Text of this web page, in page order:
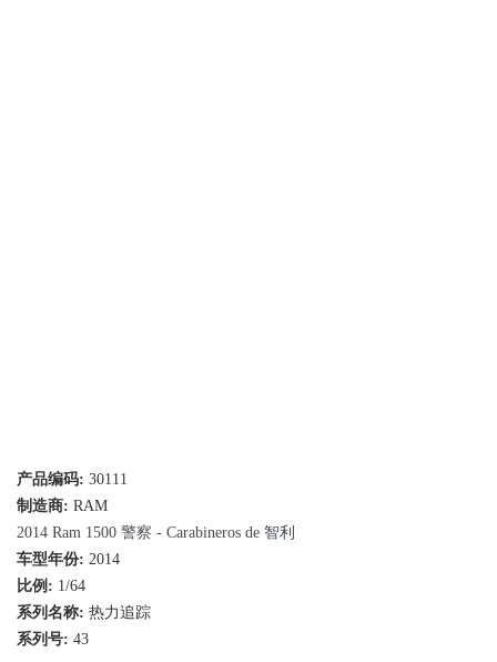
产品编码: 30111
制造商: RAM
2014 Ram 1500 警察 - Carabineros de 智利
车型年份: 2014
比例: 1/64
系列名称: 热力追踪
系列号: 43